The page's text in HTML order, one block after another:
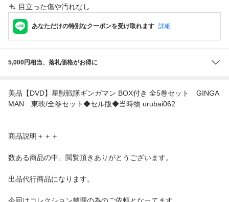
目立った傷や汚れなし
あなただけの特別なクーポンを受け取れます 詳細
5,000円相当、落札価格がお得に
美品【DVD】星獣戦隊ギンガマン BOX付き 全5巻セット GINGA
MAN 東映/全巻セット◆セル版◆当時物 urubai062
商品説明＋＋＋
数ある商品の中、閲覧頂きありがとうございます。
出品代行商品になります。